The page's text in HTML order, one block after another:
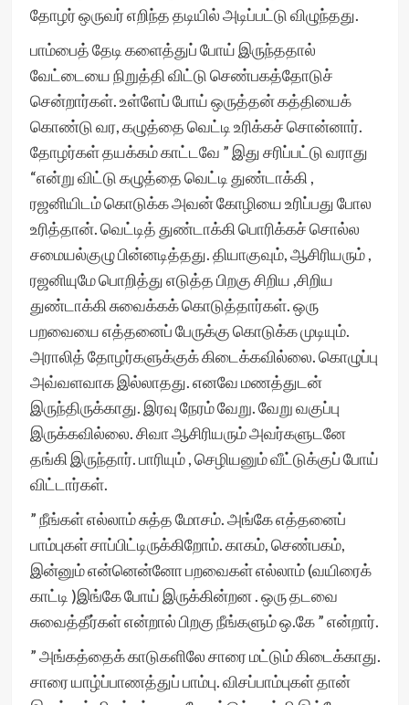
தோழர் ஒருவர் எறிந்த தடியில் அடிப்பட்டு விழுந்தது.
பாம்பைத் தேடி களைத்துப் போய் இருந்ததால்
வேட்டையை நிறுத்தி விட்டு செண்பகத்தோடுச்
சென்றார்கள். உள்ளேப் போய் ஒருத்தன் கத்தியைக்
கொண்டு வர, கழுத்தை வெட்டி உரிக்கச் சொன்னார்.
தோழர்கள் தயக்கம் காட்டவே ” இது சரிப்பட்டு வராது
“என்று விட்டு கழுத்தை வெட்டி துண்டாக்கி ,
ரஜனியிடம் கொடுக்க அவன் கோழியை உரிப்பது போல
உரித்தான். வெட்டித் துண்டாக்கி பொரிக்கச் சொல்ல
சமையல்குழு பின்னடித்தது. தியாகுவும், ஆசிரியரும் ,
ரஜனியுமே பொறித்து எடுத்த பிறகு சிறிய ,சிறிய
துண்டாக்கி சுவைக்கக் கொடுத்தார்கள். ஒரு
பறவையை எத்தனைப் பேருக்கு கொடுக்க முடியும்.
அராலித் தோழர்களுக்குக் கிடைக்கவில்லை. கொழுப்பு
அவ்வளவாக இல்லாதது. எனவே மணத்துடன்
இருந்திருக்காது. இரவு நேரம் வேறு. வேறு வகுப்பு
இருக்கவில்லை. சிவா ஆசிரியரும் அவர்களுடனே
தங்கி இருந்தார். பாரியும் , செழியனும் வீட்டுக்குப் போய்
விட்டார்கள்.
” நீங்கள் எல்லாம் சுத்த மோசம். அங்கே எத்தனைப்
பாம்புகள் சாப்பிட்டிருக்கிறோம். காகம், செண்பகம்,
இன்னும் என்னென்னோ பறவைகள் எல்லாம் (வயிரைக்
காட்டி )இங்கே போய் இருக்கின்றன . ஒரு தடவை
சுவைத்தீர்கள் என்றால் பிறகு நீங்களும் ஒ.கே ” என்றார்.
” அங்கத்தைக் காடுகளிலே சாரை மட்டும் கிடைக்காது.
சாரை யாழ்ப்பாணத்துப் பாம்பு. விசப்பாம்புகள் தான்